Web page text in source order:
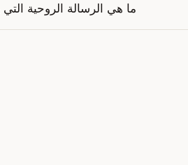
ما هي الرسالة الروحية التي